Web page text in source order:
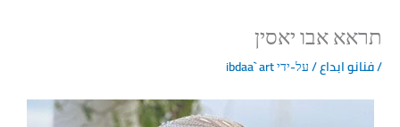
תראא אבו יאסין
/فنانو ابداع/ על-ידיibdaa` art